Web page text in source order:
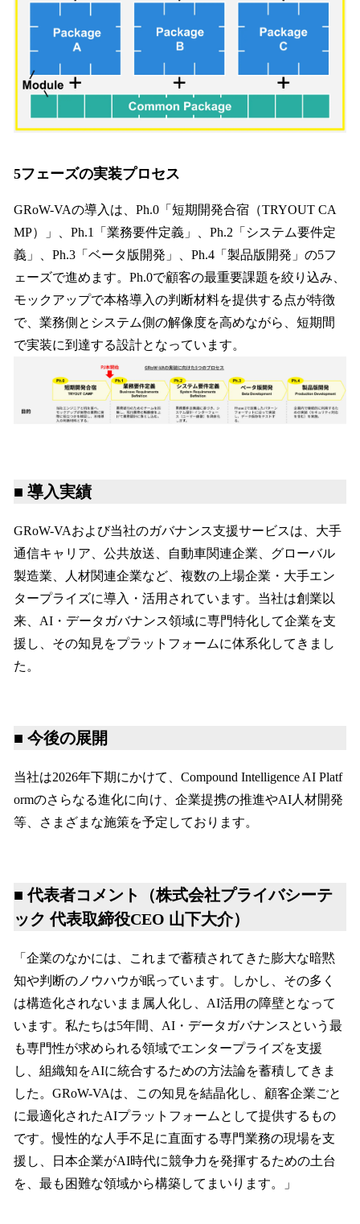
5フェーズの実装プロセス
GRoW-VAの導入は、Ph.0「短期開発合宿（TRYOUT CA
MP）」、Ph.1「業務要件定義」、Ph.2「システム要件定
義」、Ph.3「ベータ版開発」、Ph.4「製品版開発」の5フ
ェーズで進めます。Ph.0で顧客の最重要課題を絞り込み、
モックアップで本格導入の判断材料を提供する点が特徴
で、業務側とシステム側の解像度を高めながら、短期間
で実装に到達する設計となっています。
■ 導入実績
GRoW-VAおよび当社のガバナンス支援サービスは、大手
通信キャリア、公共放送、自動車関連企業、グローバル
製造業、人材関連企業など、複数の上場企業・大手エン
タープライズに導入・活用されています。当社は創業以
来、AI・データガバナンス領域に専門特化して企業を支
援し、その知見をプラットフォームに体系化してきまし
た。
■ 今後の展開
当社は2026年下期にかけて、Compound Intelligence AI Platf
ormのさらなる進化に向け、企業提携の推進やAI人材開発
等、さまざまな施策を予定しております。
■ 代表者コメント（株式会社プライバシーテ
ック 代表取締役CEO 山下大介）
「企業のなかには、これまで蓄積されてきた膨大な暗黙
知や判断のノウハウが眠っています。しかし、その多く
は構造化されないまま属人化し、AI活用の障壁となって
います。私たちは5年間、AI・データガバナンスという最
も専門性が求められる領域でエンタープライズを支援
し、組織知をAIに統合するための方法論を蓄積してきま
した。GRoW-VAは、この知見を結晶化し、顧客企業ごと
に最適化されたAIプラットフォームとして提供するもの
です。慢性的な人手不足に直面する専門業務の現場を支
援し、日本企業がAI時代に競争力を発揮するための土台
を、最も困難な領域から構築してまいります。」